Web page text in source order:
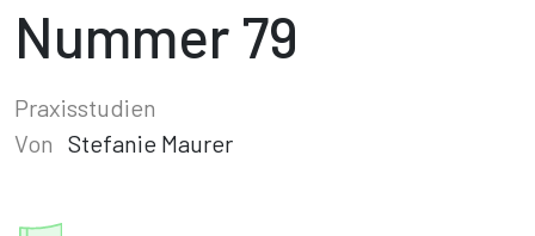
Nummer 79
Praxisstudien
Von Stefanie Maurer